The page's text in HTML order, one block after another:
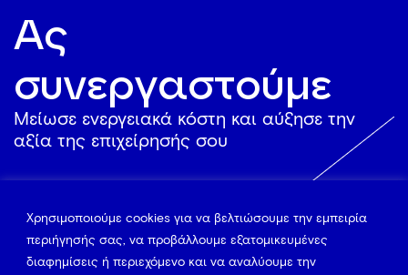
Χρησιμοποιούμε cookies για να βελτιώσουμε την εμπειρία
περιήγησής σας, να προβάλλουμε εξατομικευμένες
διαφημίσεις ή περιεχόμενο και να αναλύουμε την
Ας
συνεργαστούμε
Mείωσε ενεργειακά κόστη και αύξησε την
αξία της επιχείρησής σου
Δες πως